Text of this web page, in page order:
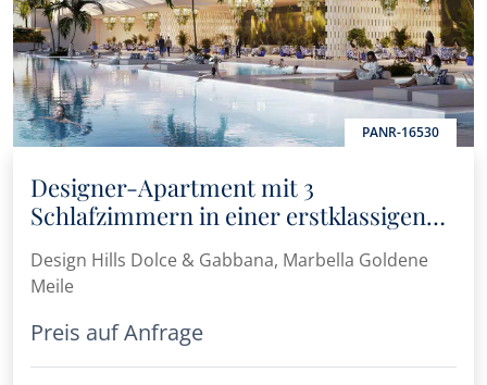
PANR-16530
Designer-Apartment mit 3
Schlafzimmern in einer erstklassigen
Luxuswohnanlage
Design Hills Dolce & Gabbana, Marbella Goldene
Meile
Preis auf Anfrage